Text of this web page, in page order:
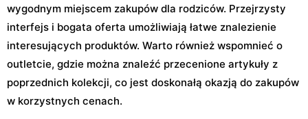
wygodnym miejscem zakupów dla rodziców. Przejrzysty
interfejs i bogata oferta umożliwiają łatwe znalezienie
interesujących produktów. Warto również wspomnieć o
outletcie, gdzie można znaleźć przecenione artykuły z
poprzednich kolekcji, co jest doskonałą okazją do zakupów
w korzystnych cenach.